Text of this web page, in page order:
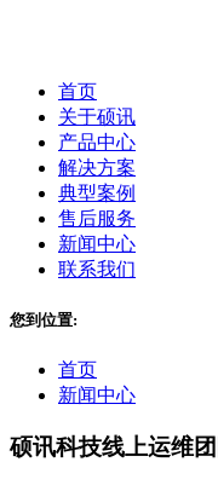
首页
关于硕讯
产品中心
解决方案
典型案例
售后服务
新闻中心
联系我们
您到位置:
首页
新闻中心
硕讯科技线上运维